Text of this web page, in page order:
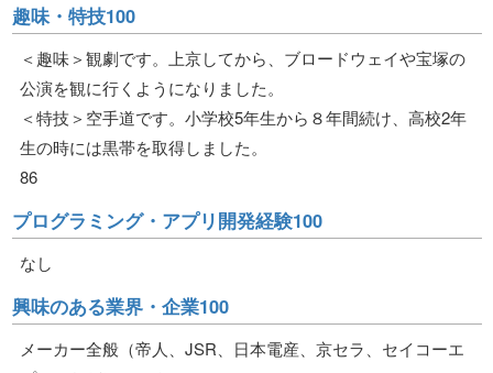
趣味・特技100
＜趣味＞観劇です。上京してから、ブロードウェイや宝塚の
公演を観に行くようになりました。
＜特技＞空手道です。小学校5年生から８年間続け、高校2年
生の時には黒帯を取得しました。
86
プログラミング・アプリ開発経験100
なし
興味のある業界・企業100
メーカー全般（帝人、JSR、日本電産、京セラ、セイコーエ